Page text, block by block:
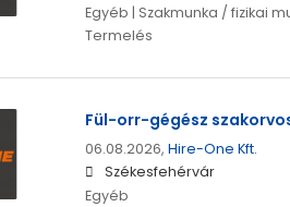
Egyéb | Szakmunka / fizikai
Termelés
Fül-orr-gégész
06.08.2026, Hire-One Kft.
Székesfehérvár
Egyéb